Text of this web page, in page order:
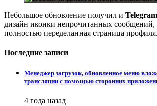
Небольшое обновление получил и
дизайн иконки непрочитанных
полностью переделанная страница профиля.
Последние записи
Менеджер загрузок, обновленное меню
трансляции с помощью сторонних
4 года назад